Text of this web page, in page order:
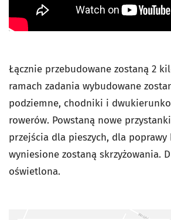
Łącznie przebudowane zostaną 2
ramach zadania wybudowane
podziemne, chodniki i
rowerów. Powstaną nowe
przejścia dla pieszych, dla poprawy
wyniesione zostaną skrzyżowania.
oświetlona.